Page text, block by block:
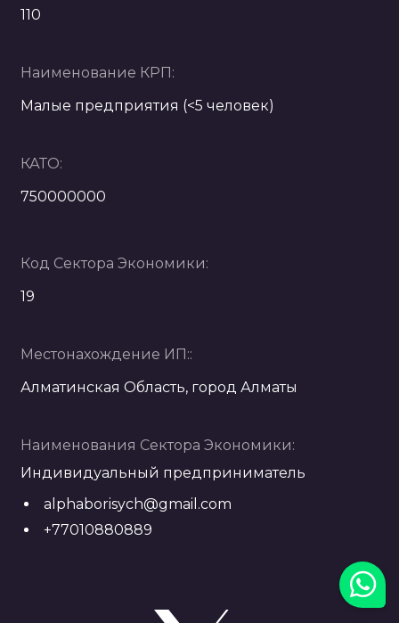
110
Наименование КРП:
Малые предприятия (<5 человек)
КАТО:
750000000
Код Сектора Экономики:
19
Местонахождение ИП::
Алматинская Область, город Алматы
Наименования Сектора Экономики:
Индивидуальный предприниматель
alphaborisych@gmail.com
+77010880889